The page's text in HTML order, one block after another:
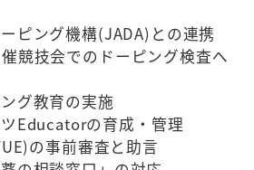
ピング機構(JADA)との連携
競技会でのドーピング検査へ
グ教育の実施
Educatorの育成・管理
の事前審査と助言